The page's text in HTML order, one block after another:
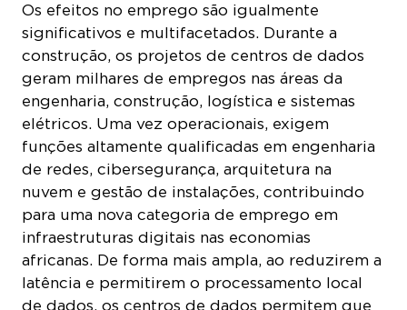
Os efeitos no emprego são igualmente
significativos e multifacetados. Durante a
construção, os projetos de centros de dados
geram milhares de empregos nas áreas da
engenharia, construção, logística e sistemas
elétricos. Uma vez operacionais, exigem
funções altamente qualificadas em engenharia
de redes, cibersegurança, arquitetura na
nuvem e gestão de instalações, contribuindo
para uma nova categoria de emprego em
infraestruturas digitais nas economias
africanas. De forma mais ampla, ao reduzirem a
latência e permitirem o processamento local
de dados, os centros de dados permitem que